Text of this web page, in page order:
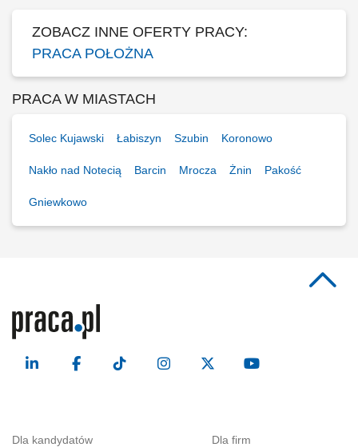
ZOBACZ INNE OFERTY PRACY:
PRACA POŁOŻNA
PRACA W MIASTACH
Solec Kujawski Łabiszyn Szubin Koronowo
Nakło nad Notecią Barcin Mrocza Żnin Pakość
Gniewkowo
Dla kandydatów Dla firm